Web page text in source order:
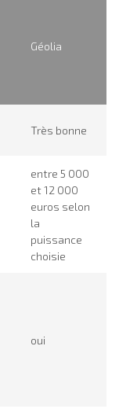
Géolia
Très bonne
entre 5 000
et 12 000
euros selon
la
puissance
choisie
oui